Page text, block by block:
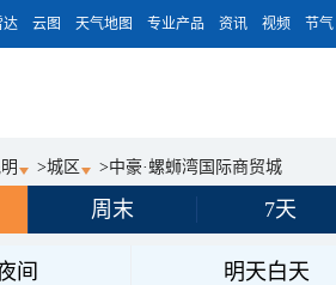
达 云图 天气地图 专业产品 资讯 视频 节气
>城区 >中豪·螺蛳湾国际商贸城
周末 7天
间 明天白天